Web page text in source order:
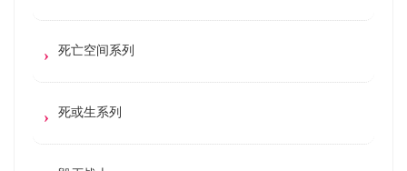
死亡空间系列
死或生系列